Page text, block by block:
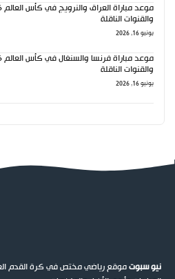
والقنوات الناقلة
يونيو 16, 2026
والقنوات الناقلة
يونيو 16, 2026
نيو سبوتموقع رياضي مختص في كرة القدم